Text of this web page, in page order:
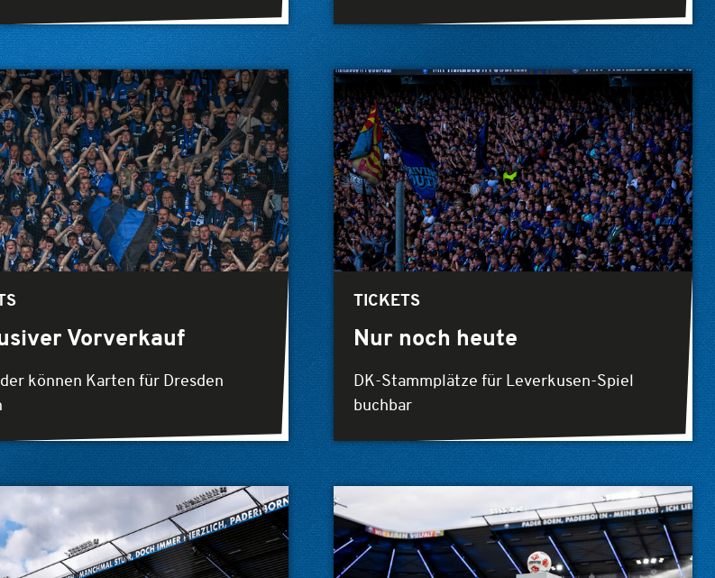
Vorverkauf
können Karten für Dresden
TICKETS
Nur noch heute
DK-Stammplätze für Leverkusen-Spiel
buchbar